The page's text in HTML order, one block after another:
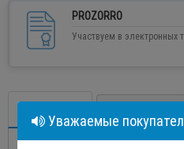
PROZORRO
Участвуем в электронных
Уважаемые